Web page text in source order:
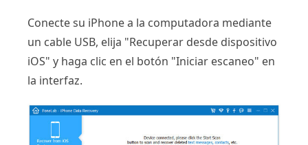
Conecte su iPhone a la computadora mediante
un cable USB, elija "Recuperar desde dispositivo
iOS" y haga clic en el botón "Iniciar escaneo" en
la interfaz.